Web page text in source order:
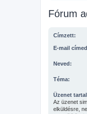
Fórum
Címzett:
E-mail
Neved:
Téma:
Üzenet
Az üzenet
elküldésre,